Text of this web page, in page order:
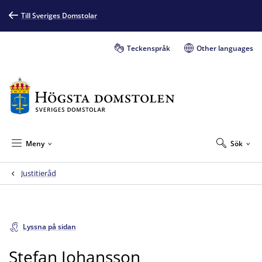
Till Sveriges Domstolar
Teckenspråk Other languages
Sök
Meny
Justitieråd
Lyssna på sidan
Stefan Johansson